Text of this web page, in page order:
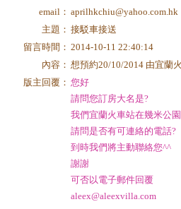
email： aprilhkchiu@yahoo.com.hk
主題： 接駁車接送
留言時間： 2014-10-11 22:40:14
內容： 想預約20/10/2014 由宜蘭
版主回覆： 您好
請問您訂房大名是?
我們宜蘭火車站在幾米公
請問是否有可連絡的電話?
到時我們將主動聯絡您^^
謝謝
可否以電子郵件回覆
aleex@aleexvilla.com